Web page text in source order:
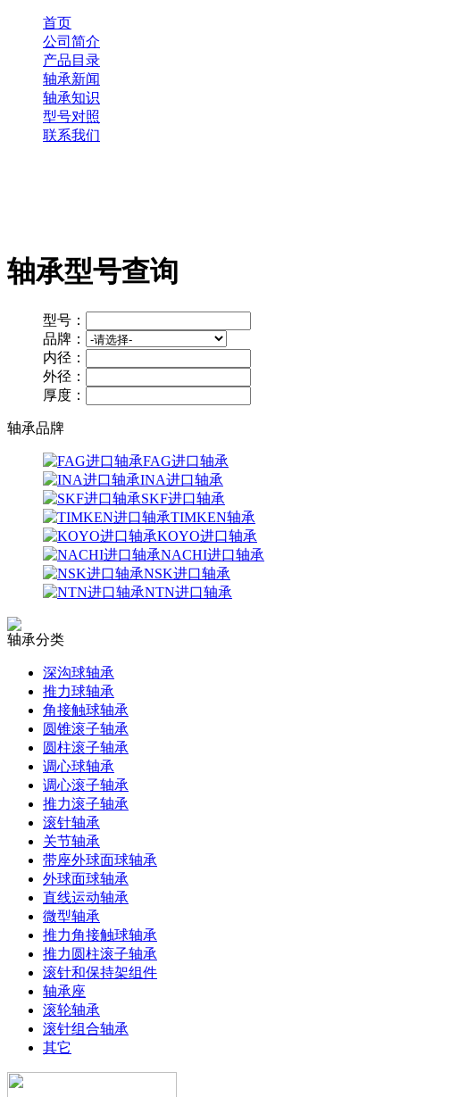
首页
公司简介
产品目录
轴承新闻
轴承知识
型号对照
联系我们
轴承型号查询
型号：
品牌：
内径：
外径：
厚度：
轴承品牌
FAG进口轴承
INA进口轴承
SKF进口轴承
TIMKEN轴承
KOYO进口轴承
NACHI进口轴承
NSK进口轴承
NTN进口轴承
轴承分类
深沟球轴承
推力球轴承
角接触球轴承
圆锥滚子轴承
圆柱滚子轴承
调心球轴承
调心滚子轴承
推力滚子轴承
滚针轴承
关节轴承
带座外球面球轴承
外球面球轴承
直线运动轴承
微型轴承
推力角接触球轴承
推力圆柱滚子轴承
滚针和保持架组件
轴承座
滚轮轴承
滚针组合轴承
其它